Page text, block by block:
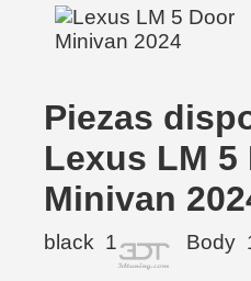
Piezas
Lexus LM 5
Minivan
black 1 Body